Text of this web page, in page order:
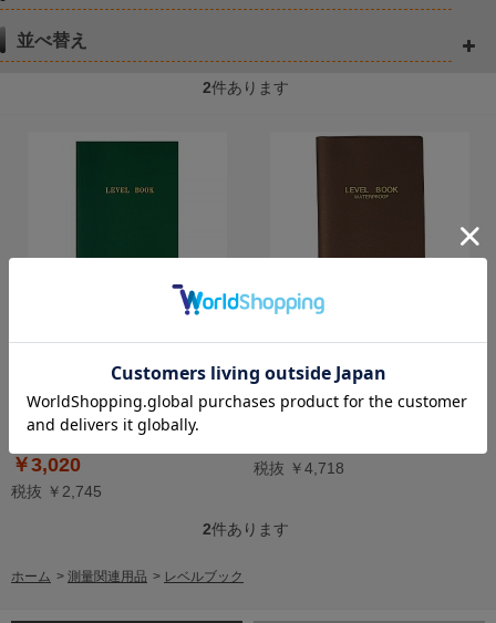
並べ替え
2件あります
枚 緑 10冊 ｾ-Y1 マイゾックス
MYZOX
￥3,020
税抜 ￥2,745
プ 横罫22行 24枚 茶 10冊 セ-Y11
税抜 ￥4,718
2件あります
ホーム > 測量関連用品 > レベルブック